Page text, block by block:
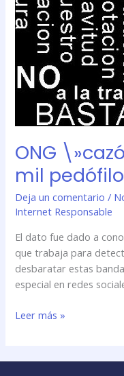
ONG
mil
Deja un comentario /
Internet Responsable
El dato fue dado a
que trabaja para
desbaratar estas
especial en redes
pedófilos
durante
Leer más »